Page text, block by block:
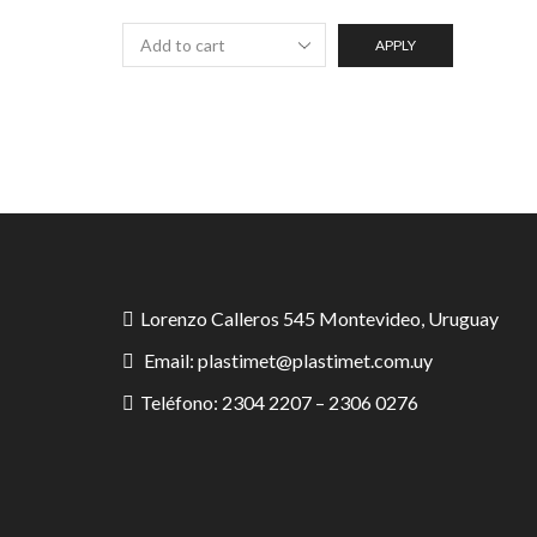
APPLY
Lorenzo Calleros 545 Montevideo, Uruguay
Email: plastimet@plastimet.com.uy
Teléfono: 2304 2207 – 2306 0276